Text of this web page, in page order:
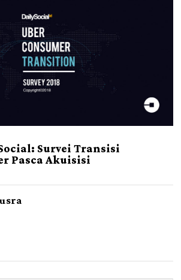
Survei Transisi
Pasca Akuisisi